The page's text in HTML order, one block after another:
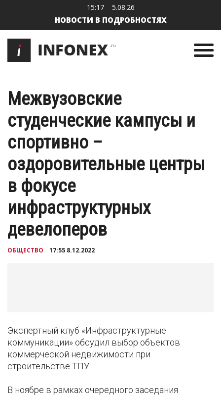
15:17 5.08.26
НОВОСТИ В ПОДРОБНОСТЯХ
Межвузовские
студенческие кампусы и
спортивно –
оздоровительные центры
в фокусе
инфраструктурных
девелоперов
ОБЩЕСТВО 17:55 8.12.2022
Экспертный клуб «Инфраструктурные
коммуникации» обсудил выбор объектов
коммерческой недвижимости при
строительстве ТПУ.
В ноябре в рамках очередного заседания